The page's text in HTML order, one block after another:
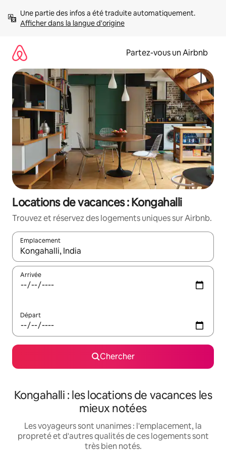
directement
Afficher dans la langue d'origine
Partez-vous un Airbnb
Locations de vacances : Kongahalli
Trouvez et réservez des logements uniques sur Airbnb.
Emplacement
Quand les résultats sont affichés, parcourez-les en utilisant
Arrivée
Départ
Chercher
Kongahalli : les locations de vacances les
mieux notées
Les voyageurs sont unanimes : l'emplacement, la
propreté et d'autres qualités de ces logements sont
très bien notés.